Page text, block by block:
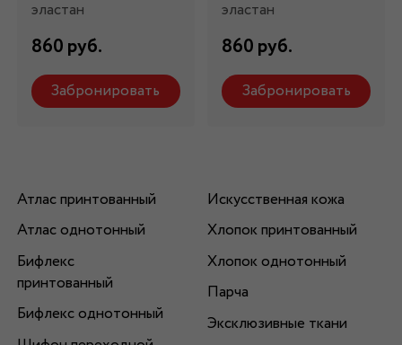
эластан
860 руб.
Забронировать
эластан
860 руб.
Забронировать
Атлас принтованный
Атлас однотонный
Бифлекс
принтованный
Бифлекс однотонный
Искусственная кожа
Хлопок принтованный
Хлопок однотонный
Парча
Эксклюзивные ткани